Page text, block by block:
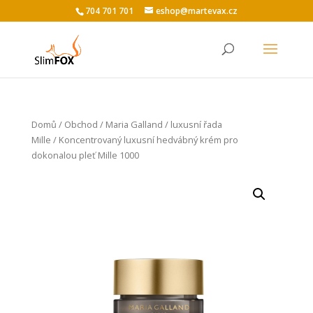
704 701 701 eshop@martevax.cz
Domů / Obchod / Maria Galland / luxusní řada
Mille / Koncentrovaný luxusní hedvábný krém pro
dokonalou pleť Mille 1000